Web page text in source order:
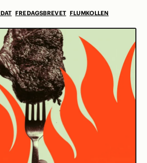
FREDAGSBREVET FLUMKOLLEN